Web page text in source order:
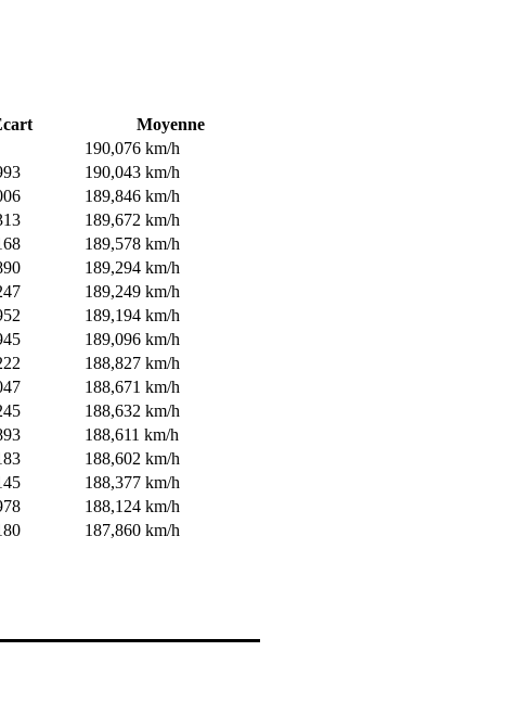
Moyenne
190,076 km/h
190,043 km/h
189,846 km/h
189,672 km/h
189,578 km/h
189,294 km/h
189,249 km/h
189,194 km/h
189,096 km/h
188,827 km/h
188,671 km/h
188,632 km/h
188,611 km/h
188,602 km/h
188,377 km/h
188,124 km/h
187,860 km/h